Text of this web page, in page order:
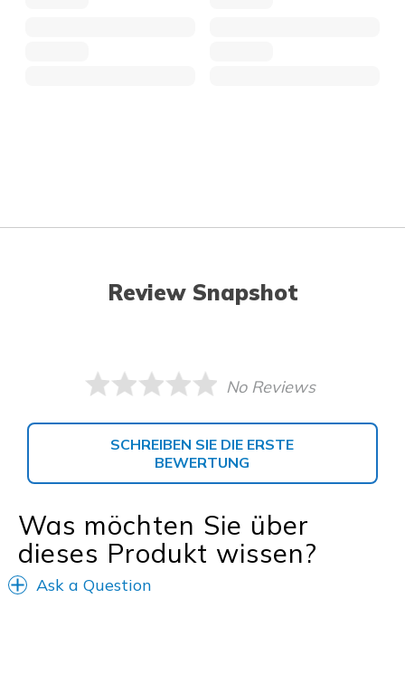
Review Snapshot
No Reviews
SCHREIBEN SIE DIE ERSTE
BEWERTUNG
Was möchten Sie über
dieses Produkt wissen?
Ask a Question